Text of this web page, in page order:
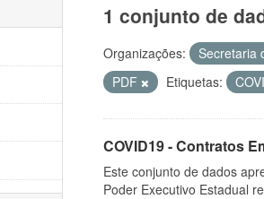
1 conjunto de
Organizações: Secretaria
PDF
Etiquetas:
COVID19 - Contratos
Este conjunto de dados
Poder Executivo Estadual